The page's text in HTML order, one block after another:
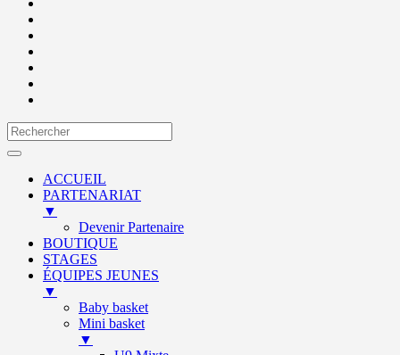
ACCUEIL
PARTENARIAT
▼
Devenir Partenaire
BOUTIQUE
STAGES
ÉQUIPES JEUNES
▼
Baby basket
Mini basket
▼